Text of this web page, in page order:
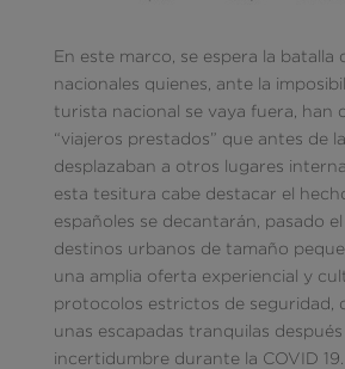
En este marco, se espera la batalla
nacionales quienes, ante la
turista nacional se vaya fuera, han
“viajeros prestados” que antes de
desplazaban a otros lugares
esta tesitura cabe destacar el
españoles se decantarán, pasado
destinos urbanos de tamaño
una amplia oferta experiencial y
protocolos estrictos de seguridad,
unas escapadas tranquilas
incertidumbre durante la COVID 19.